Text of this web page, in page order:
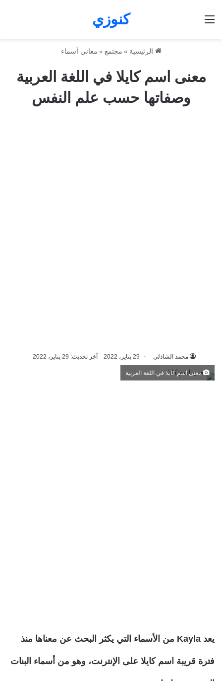
كنوزي
الرئيسية » مجتمع » معاني أسماء
معنى اسم كايلا في اللغة العربية
وصفاتها حسب علم النفس
محمد الشاذلي 29 يناير، 2022 آخر تحديث: 29 يناير، 2022
معنى اسم كايلا في اللغة العربية
يعد Kayla من الأسماء التي يكثر البحث عن معناها منذ
فترة قريبة اسم كايلا على الإنترنت، وهو من أسماء البنات